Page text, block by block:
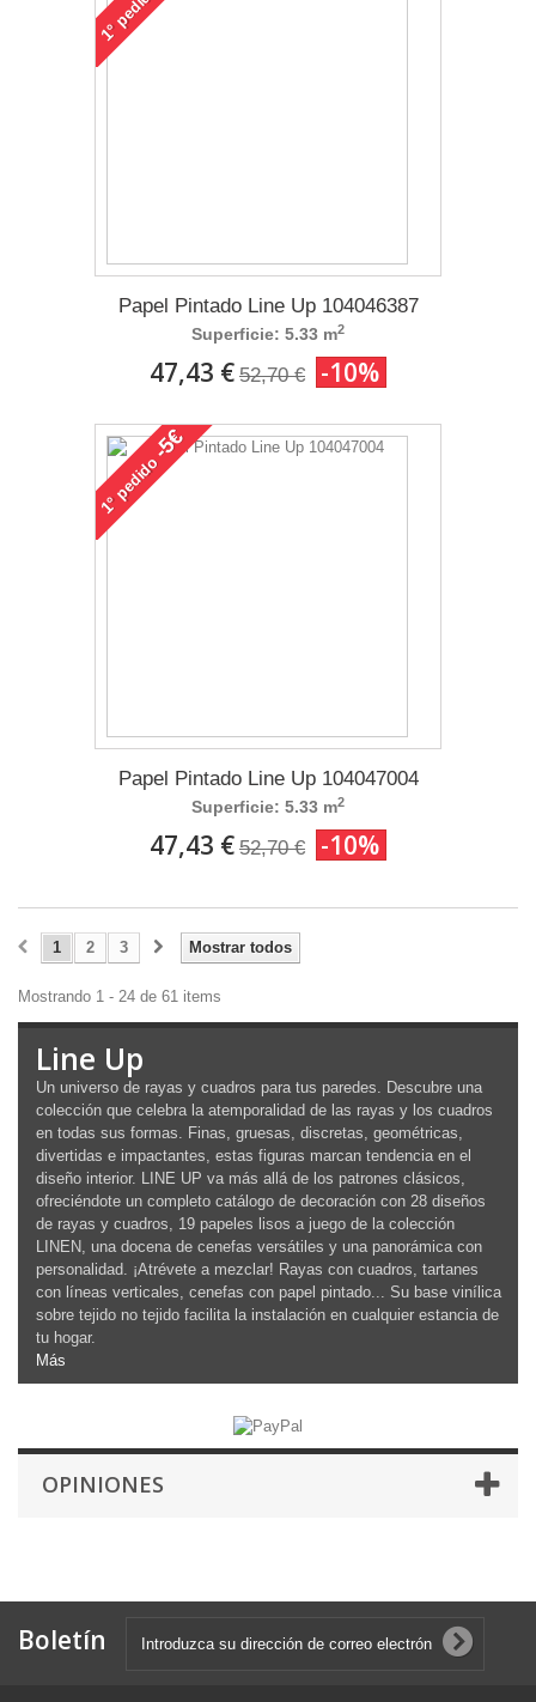
1°
Papel Pintado Line Up 104046387
Superficie: 5.33 m2
47,43 € 52,70 € -10%
1°
pedido
-5€
Papel Pintado Line Up 104047004
Superficie: 5.33 m2
47,43 € 52,70 € -10%
Mostrar todos
1 2 3
Mostrando 1 - 24 de 61 items
Line Up
Un universo de rayas y cuadros para tus paredes. Descubre una
colección que celebra la atemporalidad de las rayas y los cuadros
en todas sus formas. Finas, gruesas, discretas, geométricas,
divertidas e impactantes, estas figuras marcan tendencia en el
diseño interior. LINE UP va más allá de los patrones clásicos,
ofreciéndote un completo catálogo de decoración con 28 diseños
de rayas y cuadros, 19 papeles lisos a juego de la colección
LINEN, una docena de cenefas versátiles y una panorámica con
personalidad. ¡Atrévete a mezclar! Rayas con cuadros, tartanes
con líneas verticales, cenefas con papel pintado... Su base vinílica
sobre tejido no tejido facilita la instalación en cualquier estancia de
tu hogar.
Más
OPINIONES
Boletín